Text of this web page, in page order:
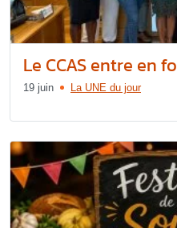
Le CCAS entre en
19 juin La UNE du jour